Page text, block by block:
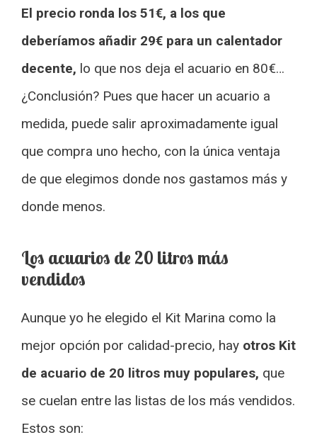
El precio ronda los 51€, a los que
deberíamos añadir 29€ para un calentador
decente, lo que nos deja el acuario en 80€…
¿Conclusión? Pues que hacer un acuario a
medida, puede salir aproximadamente igual
que compra uno hecho, con la única ventaja
de que elegimos donde nos gastamos más y
donde menos.
Los acuarios de 20 litros más
vendidos
Aunque yo he elegido el Kit Marina como la
mejor opción por calidad-precio, hay otros Kit
de acuario de 20 litros muy populares, que
se cuelan entre las listas de los más vendidos.
Estos son: